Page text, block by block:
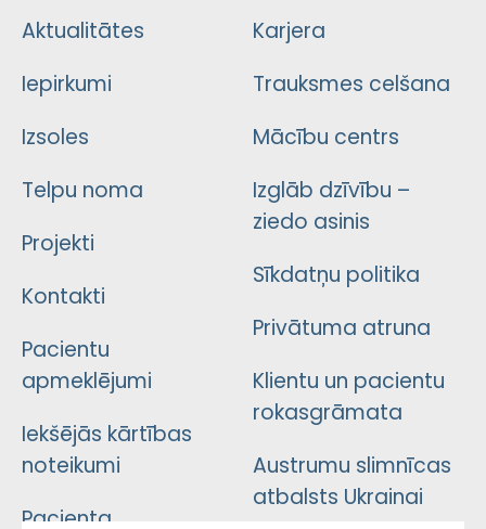
Aktualitātes
Iepirkumi
Izsoles
Telpu noma
Projekti
Kontakti
Pacientu
apmeklējumi
Iekšējās kārtības
noteikumi
Pacienta
Karjera
Trauksmes celšana
Mācību centrs
Izglāb dzīvību –
ziedo asinis
Sīkdatņu politika
Privātuma atruna
Klientu un pacientu
rokasgrāmata
Austrumu slimnīcas
atbalsts Ukrainai